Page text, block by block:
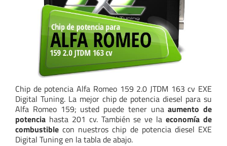
Chip de potencia Alfa Romeo 159 2.0 JTDM 163 cv EXE
Digital Tuning. La mejor chip de potencia diesel para su
Alfa Romeo 159; usted puede tener unaaumento de
potencia hasta 201 cv. También se ve laeconomía de
combustiblecon nuestros chip de potencia diesel EXE
Digital Tuning en la tabla de abajo.